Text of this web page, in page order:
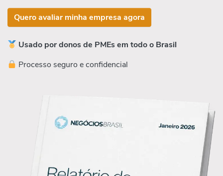
Quero avaliar minha empresa agora
Usado por donos de PMEs em todo o Brasil
Processo seguro e confidencial